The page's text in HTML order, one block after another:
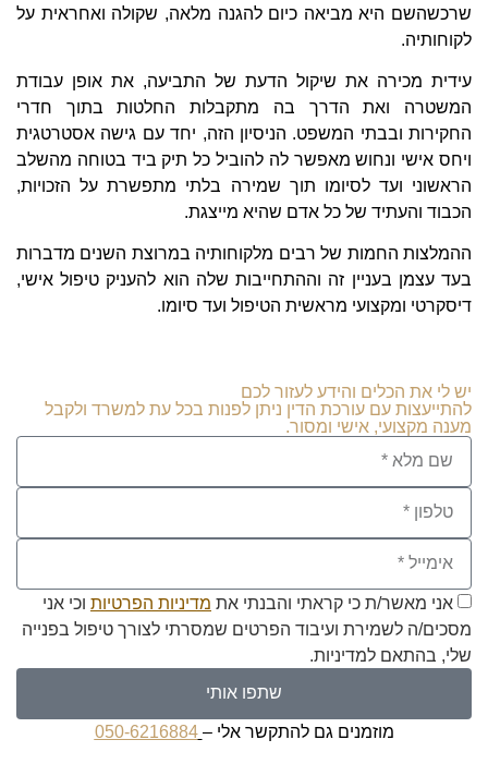
שרכשהשם היא מביאה כיום להגנה מלאה, שקולה ואחראית על
לקוחותיה.
עידית מכירה את שיקול הדעת של התביעה, את אופן עבודת
המשטרה ואת הדרך בה מתקבלות החלטות בתוך חדרי
החקירות ובבתי המשפט. הניסיון הזה, יחד עם גישה אסטרטגית
ויחס אישי ונחוש מאפשר לה להוביל כל תיק ביד בטוחה מהשלב
הראשוני ועד לסיומו תוך שמירה בלתי מתפשרת על הזכויות,
הכבוד והעתיד של כל אדם שהיא מייצגת.
ההמלצות החמות של רבים מלקוחותיה במרוצת השנים מדברות
בעד עצמן בעניין זה וההתחייבות שלה הוא להעניק טיפול אישי,
דיסקרטי ומקצועי מראשית הטיפול ועד סיומו.
יש לי את הכלים והידע לעזור לכם
להתייעצות עם עורכת הדין ניתן לפנות בכל עת למשרד ולקבל
מענה מקצועי, אישי ומסור.
אני מאשר/ת כי קראתי והבנתי את מדיניות הפרטיות וכי אני
מסכים/ה לשמירת ועיבוד הפרטים שמסרתי לצורך טיפול בפנייה
שלי, בהתאם למדיניות.
שתפו אותי
מוזמנים גם להתקשר אלי – 050-6216884